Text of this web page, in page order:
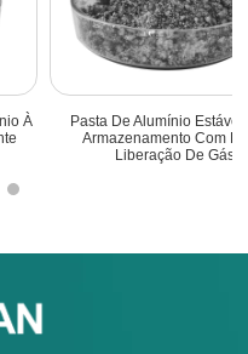
High-Performance Water-Based
Aluminum Paste Pigment For
Aqueous Coatings